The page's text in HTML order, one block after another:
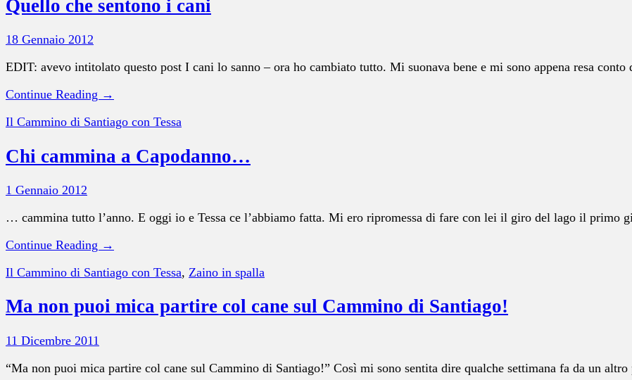
Quello che sentono i cani
18 Gennaio 2012
EDIT: avevo intitolato questo post I cani lo sanno – ora ho cambiato tutto. Mi suonava bene e mi sono appena resa
Continue Reading →
Il Cammino di Santiago con Tessa
Chi cammina a Capodanno…
1 Gennaio 2012
… cammina tutto l’anno. E oggi io e Tessa ce l’abbiamo fatta. Mi ero ripromessa di fare con lei il giro del lago il primo
Continue Reading →
Il Cammino di Santiago con Tessa, Zaino in spalla
Ma non puoi mica partire col cane sul Cammino di Santiago!
11 Dicembre 2011
“Ma non puoi mica partire col cane sul Cammino di Santiago!” Così mi sono sentita dire qualche settimana fa da un